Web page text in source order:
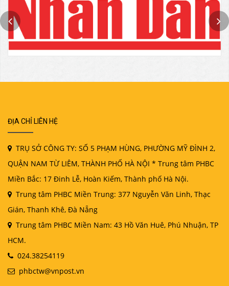
ĐỊA CHỈ LIÊN HỆ
TRỤ SỞ CÔNG TY: SỐ 5 PHẠM HÙNG, PHƯỜNG MỸ ĐÌNH 2,
QUẬN NAM TỪ LIÊM, THÀNH PHỐ HÀ NỘI * Trung tâm PHBC
Miền Bắc: 17 Đinh Lễ, Hoàn Kiếm, Thành phố Hà Nội.
Trung tâm PHBC Miền Trung: 377 Nguyễn Văn Linh, Thạc
Gián, Thanh Khê, Đà Nẵng
Trung tâm PHBC Miền Nam: 43 Hồ Văn Huê, Phú Nhuận, TP
HCM.
024.38254119
phbctw@vnpost.vn